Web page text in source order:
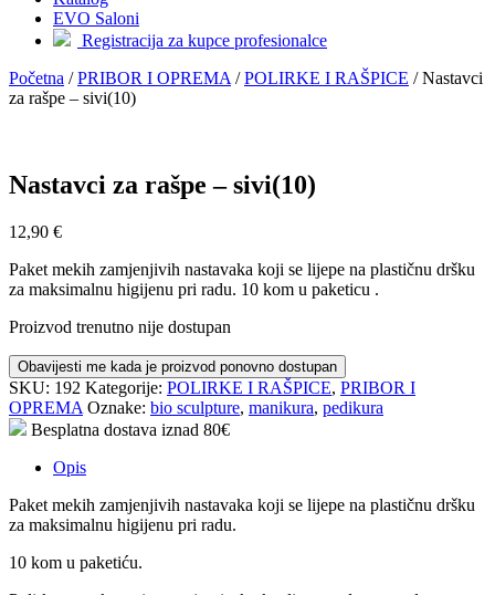
EVO Saloni
Registracija za kupce profesionalce
Početna / PRIBOR I OPREMA / POLIRKE I RAŠPICE /Nastavci
za rašpe – sivi(10)
Nastavci za rašpe – sivi(10)
12,90 €
Paket mekih zamjenjivih nastavaka koji se lijepe na plastičnu dršku
za maksimalnu higijenu pri radu. 10 kom u paketicu .
Proizvod trenutno nije dostupan
SKU: 192 Kategorije: POLIRKE I RAŠPICE, PRIBOR I
OPREMA Oznake: bio sculpture, manikura, pedikura
Besplatna dostava iznad 80€
Opis
Paket mekih zamjenjivih nastavaka koji se lijepe na plastičnu dršku
za maksimalnu higijenu pri radu.
10 kom u paketiću.